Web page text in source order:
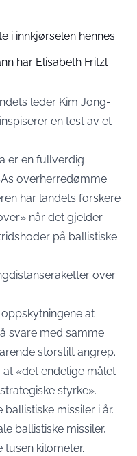
i innkjørselen hennes:
har Elisabeth Fritzl
leder Kim Jong-
en test av et
er en fullverdig
overherredømme.
har landets forskere
når det gjelder
på ballistiske
over
at
svare med samme
storstilt angrep.
at «det endelige målet
styrke».
missiler i år.
ballistiske missiler,
tusen kilometer.